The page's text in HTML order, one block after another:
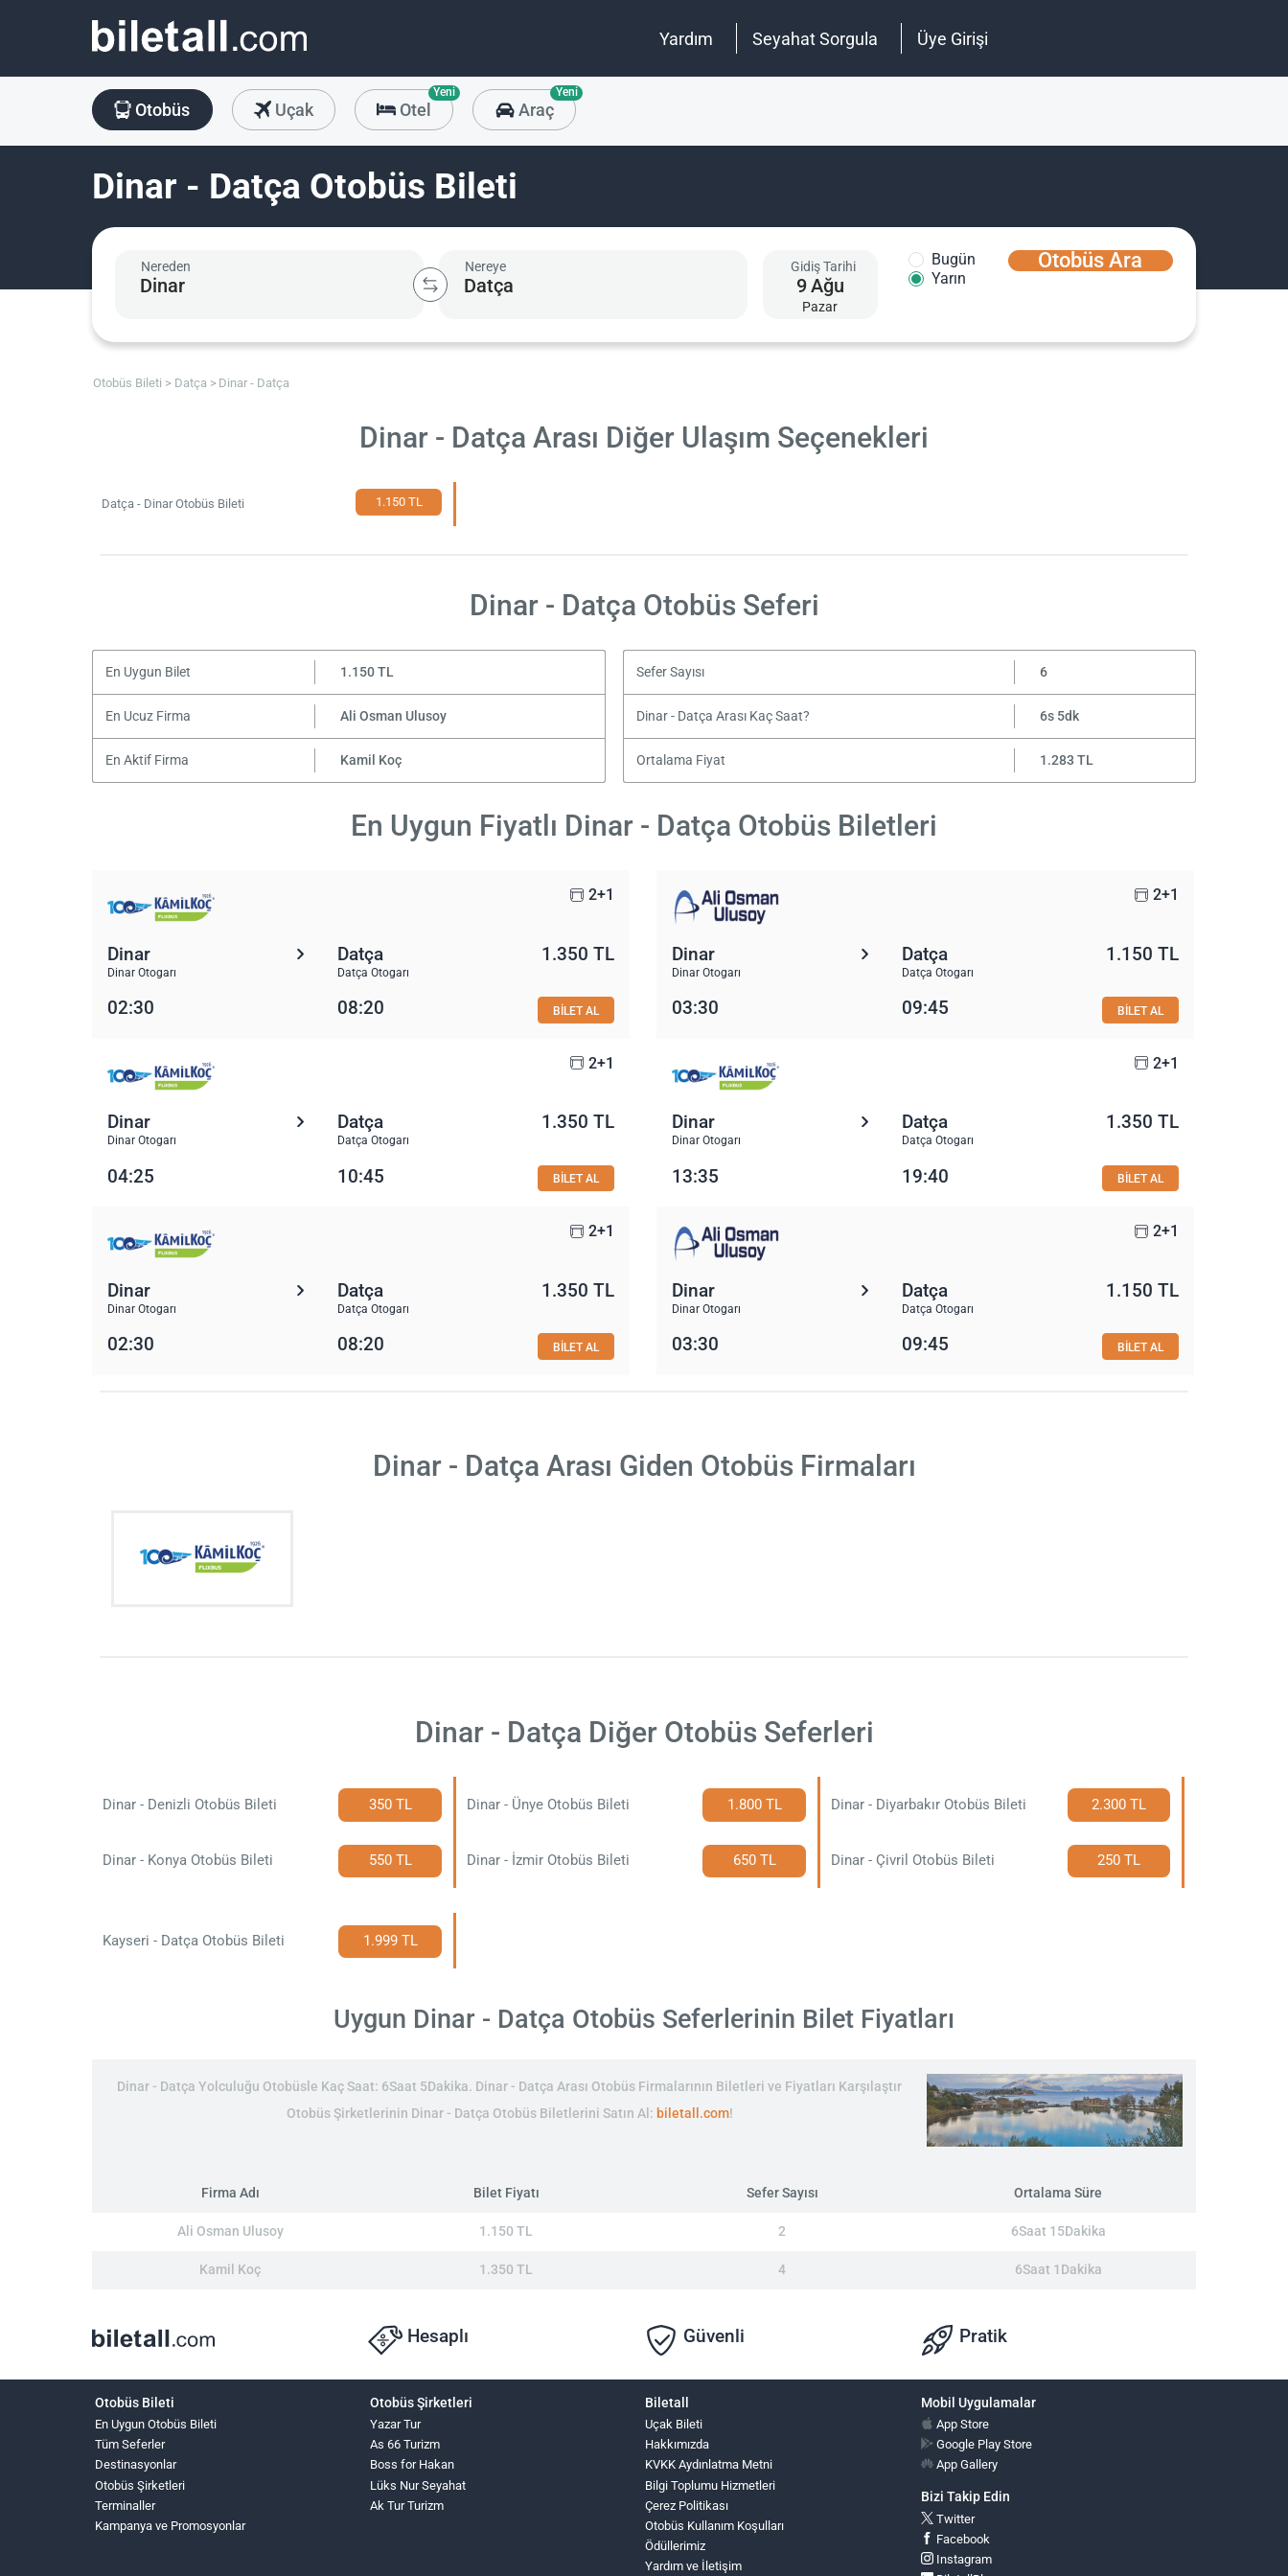
Yardım Seyahat Sorgula Üye Girişi
Otobüs Uçak Otel
Yeni
Araç
Yeni
Dinar - Datça Otobüs Bileti
Nereden Nereye Gidiş Tarihi
9Ağu
Pazar
Bugün
Yarın
Otobüs Ara
Otobüs Bileti Datça Dinar - Datça
Dinar - Datça Arası Diğer Ulaşım Seçenekleri
Datça - Dinar Otobüs Bileti 1.150 TL
Dinar - Datça Otobüs Seferi
En Uygun Bilet 1.150 TL Sefer Sayısı 6
En Ucuz Firma Ali Osman Ulusoy Dinar - Datça Arası Kaç Saat? 6s 5dk
En Aktif Firma Kamil Koç Ortalama Fiyat 1.283 TL
En Uygun Fiyatlı Dinar - Datça Otobüs Biletleri
2+1
Dinar
Dinar Otogarı
Datça
Datça Otogarı
1.350 TL
02:30 08:20 BİLET AL
2+1
Dinar
Dinar Otogarı
Datça
Datça Otogarı
1.150 TL
03:30 09:45 BİLET AL
2+1
Dinar
Dinar Otogarı
Datça
Datça Otogarı
1.350 TL
04:25 10:45 BİLET AL
2+1
Dinar
Dinar Otogarı
Datça
Datça Otogarı
1.350 TL
13:35 19:40 BİLET AL
2+1
Dinar
Dinar Otogarı
Datça
Datça Otogarı
1.350 TL
02:30 08:20 BİLET AL
2+1
Dinar
Dinar Otogarı
Datça
Datça Otogarı
1.150 TL
03:30 09:45 BİLET AL
Dinar - Datça Arası Giden Otobüs Firmaları
Dinar - Datça Diğer Otobüs Seferleri
Dinar - Denizli Otobüs Bileti 350 TL Dinar - Ünye Otobüs Bileti 1.800 TL Dinar - Diyarbakır Otobüs Bileti 2.300 TL
Dinar - Konya Otobüs Bileti 550 TL Dinar - İzmir Otobüs Bileti 650 TL Dinar - Çivril Otobüs Bileti 250 TL
Kayseri - Datça Otobüs Bileti 1.999 TL
Uygun Dinar - Datça Otobüs Seferlerinin Bilet Fiyatları
Dinar - Datça Yolculuğu Otobüsle Kaç Saat: 6Saat 5Dakika. Dinar - Datça Arası Otobüs Firmalarının Biletleri ve Fiyatları Karşılaştır
Otobüs Şirketlerinin Dinar - Datça Otobüs Biletlerini Satın Al: biletall.com!
Firma Adı Bilet Fiyatı Sefer Sayısı Ortalama Süre
Ali Osman Ulusoy 1.150 TL 2 6Saat 15Dakika
Kamil Koç 1.350 TL 4 6Saat 1Dakika
Hesaplı Güvenli Pratik
Otobüs Bileti
En Uygun Otobüs Bileti
Tüm Seferler
Destinasyonlar
Otobüs Şirketleri
Terminaller
Kampanya ve Promosyonlar
Otobüs Şirketleri
Yazar Tur
As 66 Turizm
Boss for Hakan
Lüks Nur Seyahat
Ak Tur Turizm
Biletall
Uçak Bileti
Hakkımızda
KVKK Aydınlatma Metni
Bilgi Toplumu Hizmetleri
Çerez Politikası
Otobüs Kullanım Koşulları
Ödüllerimiz
Yardım ve İletişim
Mobil Uygulamalar
App Store
Google Play Store
App Gallery
Bizi Takip Edin
Twitter
Facebook
Instagram